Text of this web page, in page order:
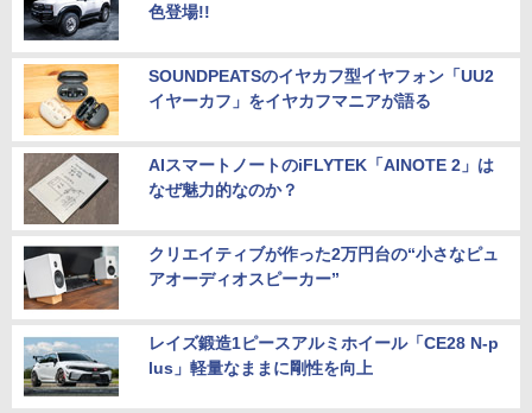
色登場!!
SOUNDPEATSのイヤカフ型イヤフォン「UU2
イヤーカフ」をイヤカフマニアが語る
AIスマートノートのiFLYTEK「AINOTE 2」は
なぜ魅力的なのか？
クリエイティブが作った2万円台の“小さなピュ
アオーディオスピーカー”
レイズ鍛造1ピースアルミホイール「CE28 N-p
lus」軽量なままに剛性を向上